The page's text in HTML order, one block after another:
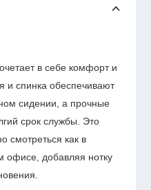
в себе комфорт и
и спинка обеспечивают
сидении, а прочные
срок службы. Это
смотреться как в
офисе, добавляя нотку